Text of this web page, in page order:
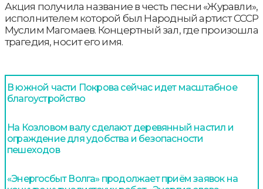
Акция получила название в честь песни «Журавли»,
исполнителем которой был Народный артист СССР
Муслим Магомаев. Концертный зал, где произошла
трагедия, носит его имя.
В южной части Покрова сейчас идет масштабное
благоустройство
На Козловом валу сделают деревянный настил и
ограждение для удобства и безопасности
пешеходов
«Энергосбыт Волга» продолжает приём заявок на